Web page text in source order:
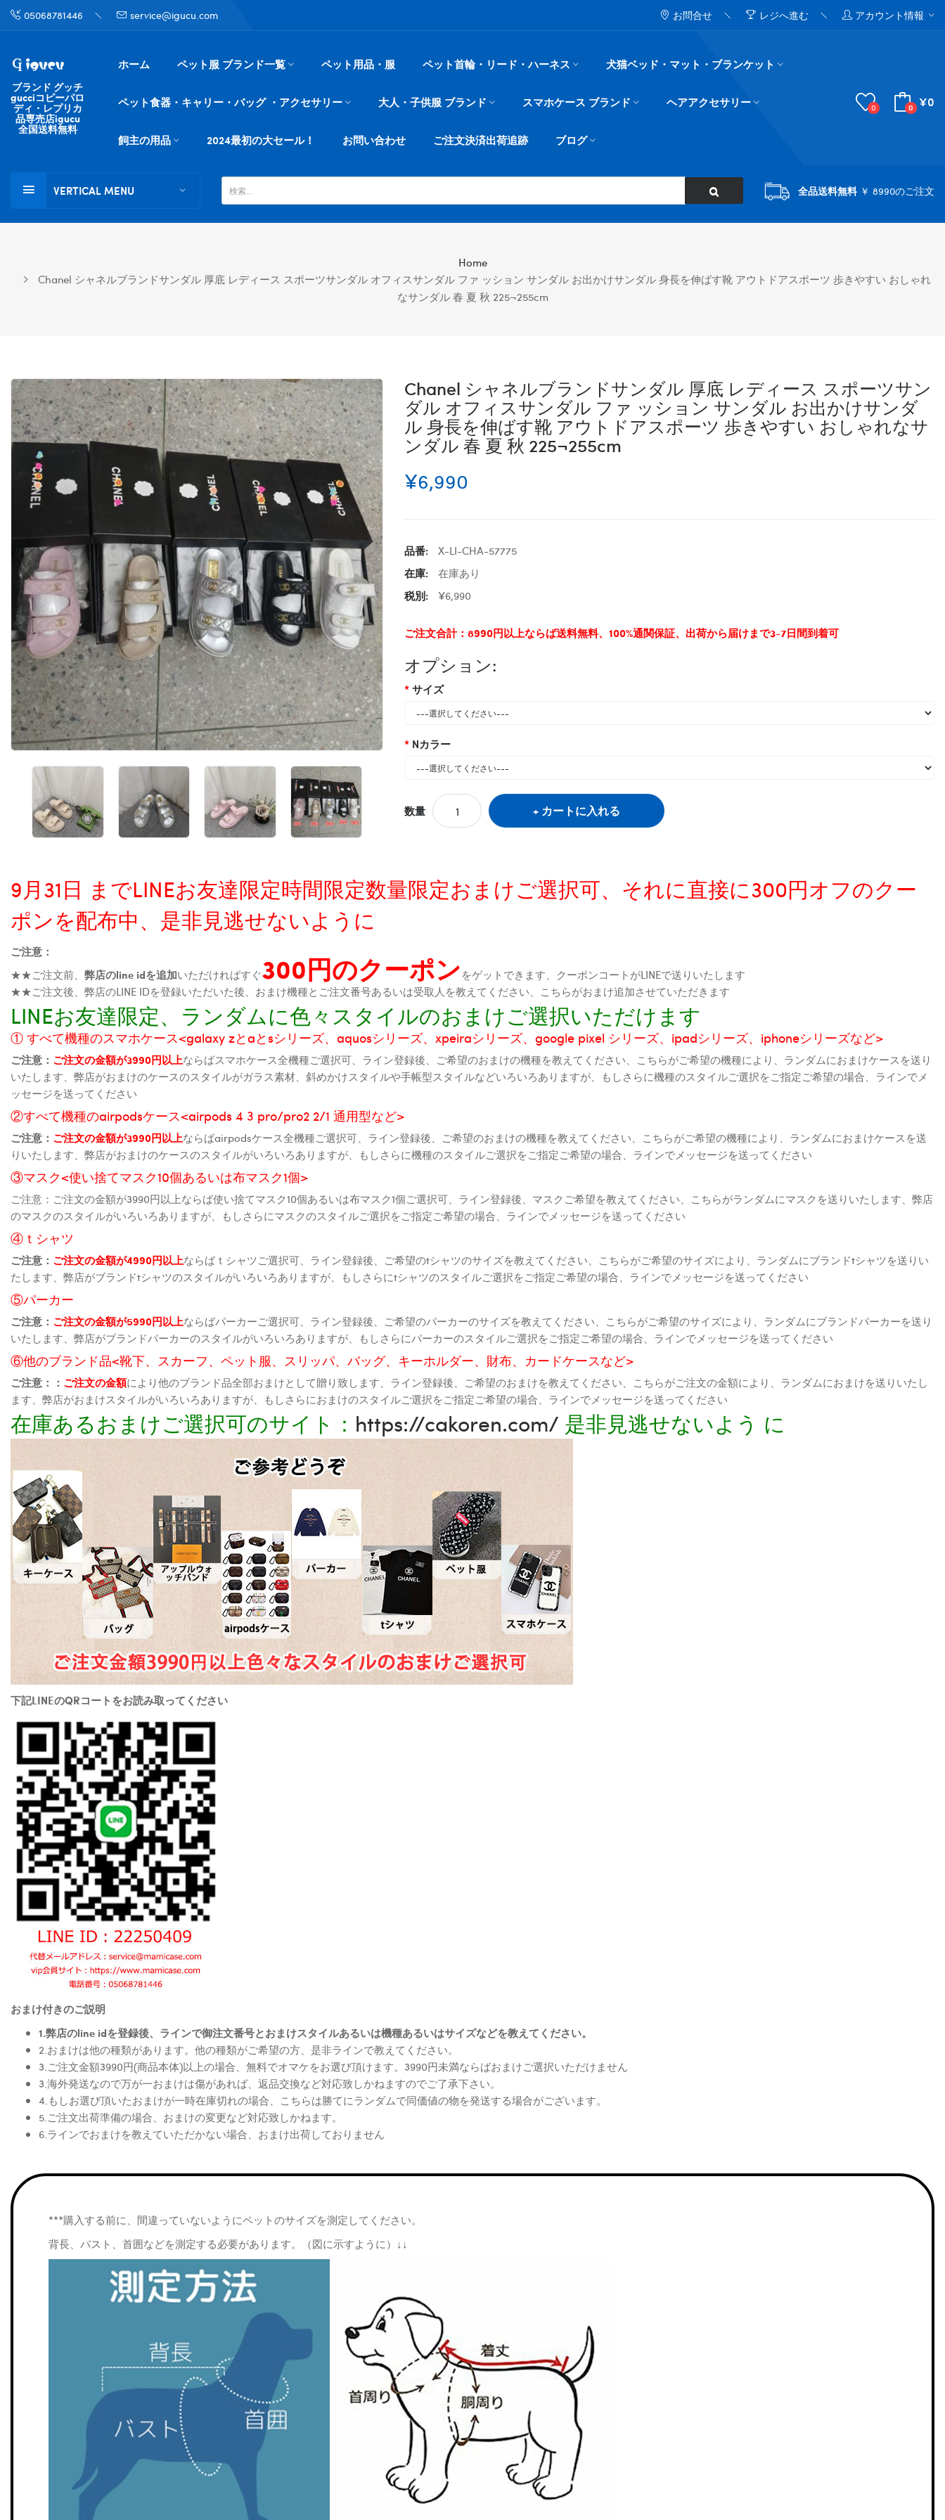
05068781446 service@igucu.com お問合せ レジへ進む アカウント情報
ブランド グッチ
gucciコピーパロ
ディ・レプリカ
品専売店igucu
全国送料無料
ホーム ペット服 ブランド一覧 ペット用品・服 ペット首輪・リード・ハーネス 犬猫ベッド・マット・ブランケット
ペット食器・キャリー・バッグ ・アクセサリー 大人・子供服 ブランド スマホケース ブランド ヘアアクセサリー
飼主の用品 2024最初の大セール！ お問い合わせ ご注文決済出荷追跡 ブログ
0 0 ¥0
VERTICAL MENU 全品送料無料￥ 8990のご注文
Home
Chanel シャネルブランドサンダル 厚底 レディース スポーツサンダル オフィスサンダル ファ ッション サンダル お出かけサンダル 身長を伸ばす靴 アウトドアスポーツ 歩きやすい おしゃれ
なサンダル 春 夏 秋 225¬255cm
Chanel シャネルブランドサンダル 厚底 レディース スポーツサン
ダル オフィスサンダル ファ ッション サンダル お出かけサンダ
ル 身長を伸ばす靴 アウトドアスポーツ 歩きやすい おしゃれなサ
ンダル 春 夏 秋 225¬255cm
¥6,990
品番:
X-LI-CHA-57775
在庫:
在庫あり
税別:
¥6,990
ご注文合計：8990円以上ならば送料無料、100%通関保証、出荷から届けまで3-7日間到着可
オプション:
サイズ
Nカラー
数量 カートに入れる
9月31日 までLINEお友達限定時間限定数量限定おまけご選択可、それに直接に300円オフのクー
ポンを配布中、是非見逃せないように
ご注意：
★★ご注文前、 弊店のline idを追加いただければすぐ300円のクーポンをゲットできます、クーポンコートがLINEで送りいたします
★★ご注文後、弊店のLINE IDを登録いただいた後、おまけ機種とご注文番号あるいは受取人を教えてください、こちらがおまけ追加させていただきます
LINEお友達限定、ランダムに色々スタイルのおまけご選択いただけます
① すべて機種のスマホケース<galaxy zとaとsシリーズ、aquosシリーズ、xpeiraシリーズ、google pixel シリーズ、ipadシリーズ、iphoneシリーズなど>
ご注意： ご注文の金額が3990円以上ならばスマホケース全機種ご選択可、ライン登録後、ご希望のおまけの機種を教えてください、こちらがご希望の機種により、ランダムにおまけケースを送り
いたします、弊店がおまけのケースのスタイルがガラス素材、斜めかけスタイルや手帳型スタイルなどいろいろありますが、もしさらに機種のスタイルご選択をご指定ご希望の場合、ラインでメ
ッセージを送ってください
②すべて機種のairpodsケース<airpods 4 3 pro/pro2 2/1 通用型など>
ご注意： ご注文の金額が3990円以上ならばairpodsケース全機種ご選択可、ライン登録後、ご希望のおまけの機種を教えてください、こちらがご希望の機種により、ランダムにおまけケースを送
りいたします、弊店がおまけのケースのスタイルがいろいろありますが、もしさらに機種のスタイルご選択をご指定ご希望の場合、ラインでメッセージを送ってください
③マスク<使い捨てマスク10個あるいは布マスク1個>
ご注意：ご注文の金額が3990円以上ならば使い捨てマスク10個あるいは布マスク1個ご選択可、ライン登録後、マスクご希望を教えてください、こちらがランダムにマスクを送りいたします、弊店
のマスクのスタイルがいろいろありますが、もしさらにマスクのスタイルご選択をご指定ご希望の場合、ラインでメッセージを送ってください
④ｔシャツ
ご注意： ご注文の金額が4990円以上ならばｔシャツご選択可、ライン登録後、ご希望のtシャツのサイズを教えてください、こちらがご希望のサイズにより、ランダムにブランドtシャツを送りい
たします、弊店がブランドtシャツのスタイルがいろいろありますが、もしさらにtシャツのスタイルご選択をご指定ご希望の場合、ラインでメッセージを送ってください
⑤パーカー
ご注意： ご注文の金額が5990円以上ならばパーカーご選択可、ライン登録後、ご希望のパーカーのサイズを教えてください、こちらがご希望のサイズにより、ランダムにブランドパーカーを送り
いたします、弊店がブランドパーカーのスタイルがいろいろありますが、もしさらにパーカーのスタイルご選択をご指定ご希望の場合、ラインでメッセージを送ってください
⑥他のブランド品<靴下、スカーフ、ペット服、スリッパ、バッグ、キーホルダー、財布、カードケースなど>
ご注意：： ご注文の金額により他のブランド品全部おまけとして贈り致します、ライン登録後、ご希望のおまけを教えてください、こちらがご注文の金額により、ランダムにおまけを送りいたし
ます、弊店がおまけスタイルがいろいろありますが、もしさらにおまけのスタイルご選択をご指定ご希望の場合、ラインでメッセージを送ってください
在庫あるおまけご選択可のサイト： https://cakoren.com/ 是非見逃せないよう に
下記LINEのQRコートをお読み取ってください
おまけ付きのご説明
1.弊店のline idを登録後、ラインで御注文番号とおまけスタイルあるいは機種あるいはサイズなどを教えてください。
2.おまけは他の種類があります。他の種類がご希望の方、是非ラインで教えてください。
3.ご注文金額3990円(商品本体)以上の場合、無料でオマケをお選び頂けます。3990円未満ならばおまけご選択いただけません
3.海外発送なので万が一おまけは傷があれば、返品交換など対応致しかねますのでご了承下さい。
4.もしお選び頂いたおまけが一時在庫切れの場合、こちらは勝てにランダムで同価値の物を発送する場合がございます。
5.ご注文出荷準備の場合、おまけの変更など対応致しかねます。
6.ラインでおまけを教えていただかない場合、おまけ出荷しておりません
***購入する前に、間違っていないようにペットのサイズを測定してください。
背長、バスト、首囲などを測定する必要があります。（図に示すように）↓↓